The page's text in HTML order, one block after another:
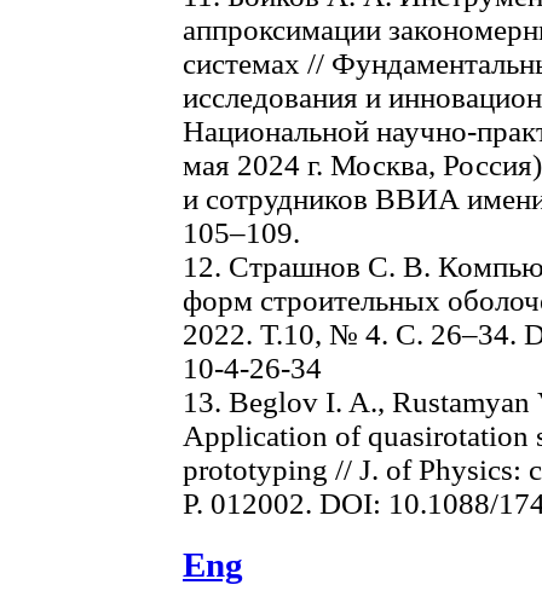
аппроксимации
системах //
исследования и
Национальной научно-
мая 2024 г. Москва,
и сотрудников ВВИА
105–109.
12. Страшнов С. В.
форм строительных
2022. Т.10, № 4. С. 26–34.
10-4-26-34
13. Beglov I. A.,
Application of quasirotation
prototyping // J. of Physics:
P. 012002. DOI: 10.1088/
Eng